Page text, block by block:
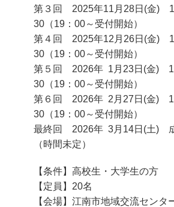
第３回 2025年11月28日(金)
30（19：00～受付開始）
第４回 2025年12月26日(金)
30（19：00～受付開始）
第５回 2026年 1月23日(金)
30（19：00～受付開始）
第６回 2026年 2月27日(金)
30（19：00～受付開始）
最終回 2026年 3月14日(土)
（時間未定）
【条件】高校生・大学生の方
【定員】20名
【会場】江南市地域交流セン